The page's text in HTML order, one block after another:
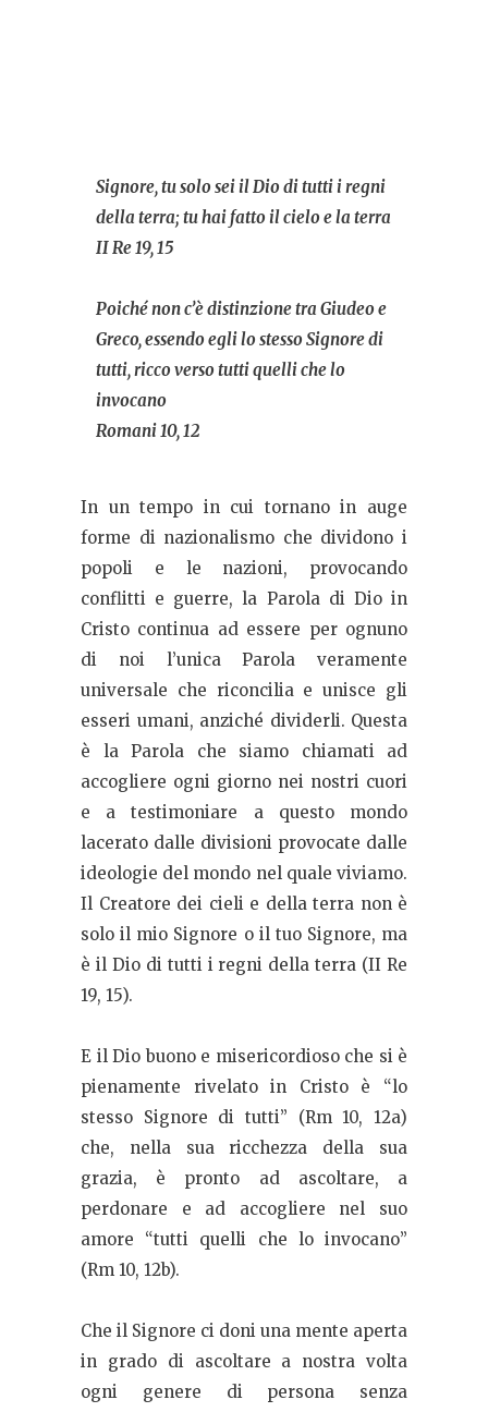
Signore, tu solo sei il Dio di tutti i regni
della terra; tu hai fatto il cielo e la terra
II Re 19, 15
Poiché non c’è distinzione tra Giudeo e
Greco, essendo egli lo stesso Signore di
tutti, ricco verso tutti quelli che lo
invocano
Romani 10, 12
In un tempo in cui tornano in auge
forme di nazionalismo che dividono i
popoli e le nazioni, provocando
conflitti e guerre, la Parola di Dio in
Cristo continua ad essere per ognuno
di noi l’unica Parola veramente
universale che riconcilia e unisce gli
esseri umani, anziché dividerli. Questa
è la Parola che siamo chiamati ad
accogliere ogni giorno nei nostri cuori
e a testimoniare a questo mondo
lacerato dalle divisioni provocate dalle
ideologie del mondo nel quale viviamo.
Il Creatore dei cieli e della terra non è
solo il mio Signore o il tuo Signore, ma
è il Dio di tutti i regni della terra (II Re
19, 15).
E il Dio buono e misericordioso che si è
pienamente rivelato in Cristo è “lo
stesso Signore di tutti” (Rm 10, 12a)
che, nella sua ricchezza della sua
grazia, è pronto ad ascoltare, a
perdonare e ad accogliere nel suo
amore “tutti quelli che lo invocano”
(Rm 10, 12b).
Che il Signore ci doni una mente aperta
in grado di ascoltare a nostra volta
ogni genere di persona senza